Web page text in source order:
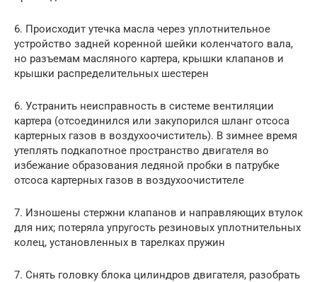
6. Происходит утечка масла через уплотнительное
устройство задней коренной шейки коленчатого вала,
но разъемам масляного картера, крышки клапанов и
крышки распределительных шестерен
6. Устранить неисправность в системе вентиляции
картера (отсоединился или закупорился шланг отсоса
картерных газов в воздухоочиститель). В зимнее время
утеплять подкапотное пространство двигателя во
избежание образования ледяной пробки в патрубке
отсоса картерных газов в воздухоочистителе
7. Изношены стержни клапанов и направляющих втулок
для них; потеряла упругость резиновых уплотнительных
колец, установленных в тарелках пружин
7. Снять головку блока цилиндров двигателя, разобрать